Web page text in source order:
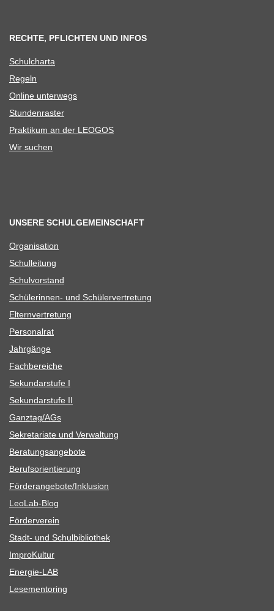
RECHTE, PFLICHTEN UND INFOS
Schul­charta
Regeln
Online unter­wegs
Stun­den­ras­ter
Prak­ti­kum an der LEOGOS
Wir suchen
UNSERE SCHULGEMEINSCHAFT
Orga­ni­sa­tion
Schul­lei­tung
Schul­vor­stand
Schü­le­rin­nen- und Schülervertretung
Eltern­ver­tre­tung
Per­so­nal­rat
Jahr­gänge
Fach­be­rei­che
Sekun­dar­stufe I
Sekun­dar­stufe II
Ganztag/​​AGs
Sekre­ta­riate und Verwaltung
Bera­tungs­an­ge­bote
Berufs­ori­en­tie­rung
Förderangebote/​​Inklusion
Leo­Lab-Blog
För­der­ver­ein
Stadt- und Schulbibliothek
Impro­Kul­tur
Ener­­gie-LAB
Lese­men­to­ring